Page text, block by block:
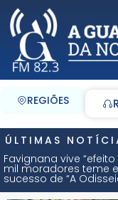
REGIÕES
ÚLTIMAS
Favignana vive
mil moradores teme
sucesso de “A